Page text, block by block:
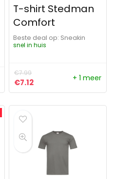
T-shirt Stedman
Comfort
Beste deal op:
Sneakin
snel in huis
€7.99
Oorspronkelijke prijs was:
€7.12Huidige prijs is: €7.12.
+ 1 meer